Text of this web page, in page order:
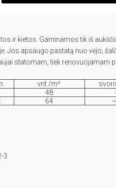
ir kietos. Gaminamos tik iš
Jos apsaugo pastatą nuo vėjo,
statomam, tiek renovuojamam
vnt./m²
48
64
3